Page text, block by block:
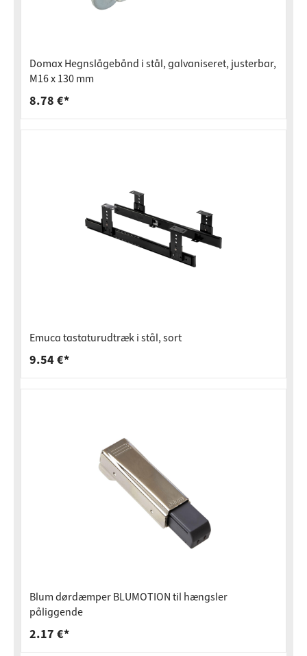
Domax Hegnslågebånd i stål, galvaniseret, justerbar,
M16 x 130 mm
8.78 €*
Emuca tastaturudtræk i stål, sort
9.54 €*
Blum dørdæmper BLUMOTION til hængsler
påliggende
2.17 €*